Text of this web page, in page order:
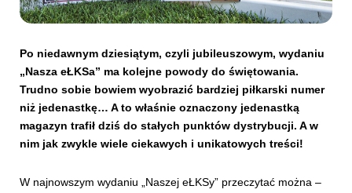
SKLEP KUP BILET
Po niedawnym dziesiątym, czyli jubileuszowym, wydaniu
„Nasza eŁKSa” ma kolejne powody do świętowania.
Trudno sobie bowiem wyobrazić bardziej piłkarski numer
niż jedenastkę… A to właśnie oznaczony jedenastką
magazyn trafił dziś do stałych punktów dystrybucji. A w
nim jak zwykle wiele ciekawych i unikatowych treści!
W najnowszym wydaniu „Naszej eŁKSy” przeczytać można –